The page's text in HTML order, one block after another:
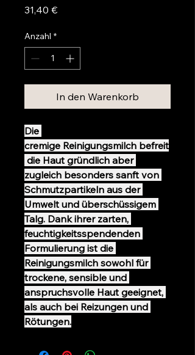
31,40 €Preis
Anzahl *
In den Warenkorb
Die
cremige Reinigungsmilch befreit
die Haut gründlich aber
zugleich besonders sanft von
Schmutzpartikeln aus der
Umwelt und überschüssigem
Talg. Dank ihrer zarten,
feuchtigkeitsspendenden
Formulierung ist die
Reinigungsmilch sowohl für
trockene, sensible und
anspruchsvolle Haut geeignet,
als auch bei Reizungen und
Rötungen.